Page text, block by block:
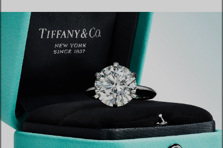
MEHR ERFAHREN
EINEN STORE IN IHRER NÄHE FINDEN